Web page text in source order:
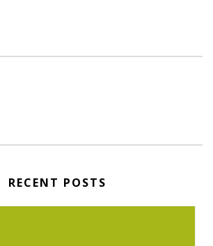
RECENT POSTS